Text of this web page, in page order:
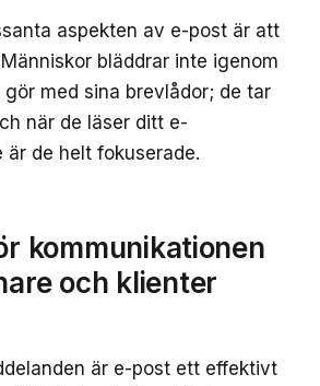
aspekten av e-post är att
bläddrar inte igenom
med sina brevlådor; de tar
när de läser ditt e-
är de helt fokuserade.
kommunikationen
och klienter
är e-post ett effektivt